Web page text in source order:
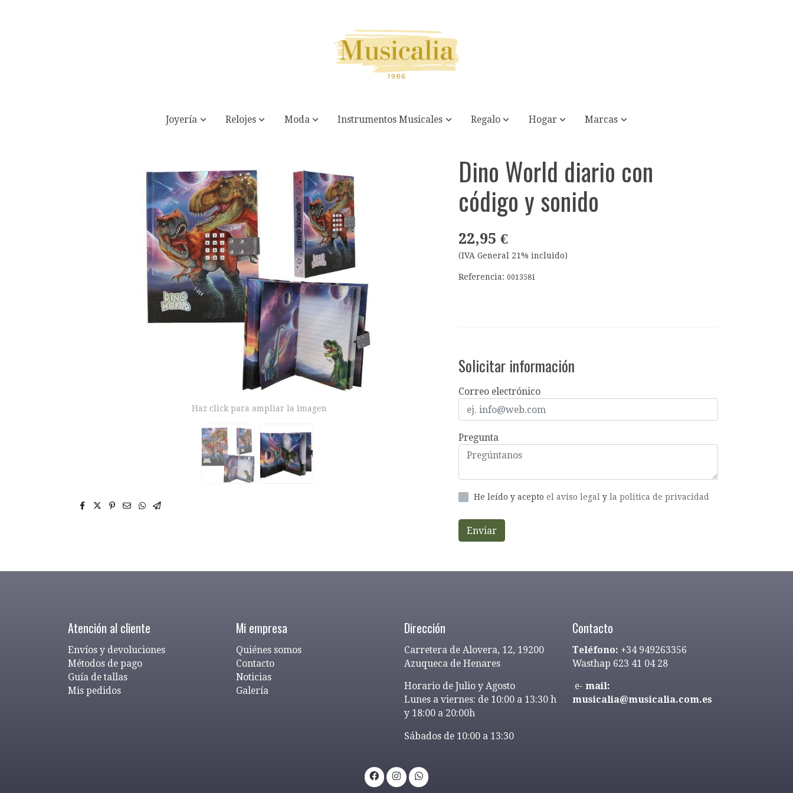
Joyería Relojes Moda Instrumentos Musicales Regalo Hogar Marcas
Dino World diario con código y sonido
Haz click para ampliar la imagen
Dino World diario con
código y sonido
22,95 €
(IVA General 21% incluido)
Referencia:0013581
Solicitar información
Correo electrónico
Pregunta
He leído y acepto el aviso legal y la política de privacidad
Enviar
Atención al cliente
Envíos y devoluciones
Métodos de pago
Guía de tallas
Mis pedidos
Mi empresa
Quiénes somos
Contacto
Noticias
Galería
Dirección
Carretera de Alovera, 12, 19200
Azuqueca de Henares
Horario de Julio y Agosto
Lunes a viernes: de 10:00 a 13:30 h
y 18:00 a 20:00h
Sábados de 10:00 a 13:30
Contacto
Teléfono: +34 949263356
Wasthap 623 41 04 28
e- mail:
musicalia@musicalia.com.es